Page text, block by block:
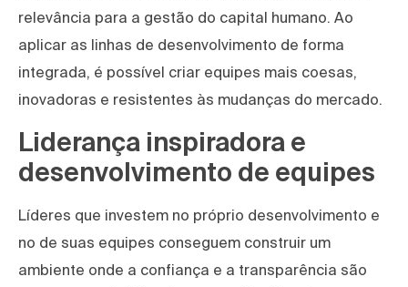
relevância para a gestão do capital humano. Ao
aplicar as linhas de desenvolvimento de forma
integrada, é possível criar equipes mais coesas,
inovadoras e resistentes às mudanças do mercado.
Liderança inspiradora e
desenvolvimento de equipes
Líderes que investem no próprio desenvolvimento e
no de suas equipes conseguem construir um
ambiente onde a confiança e a transparência são